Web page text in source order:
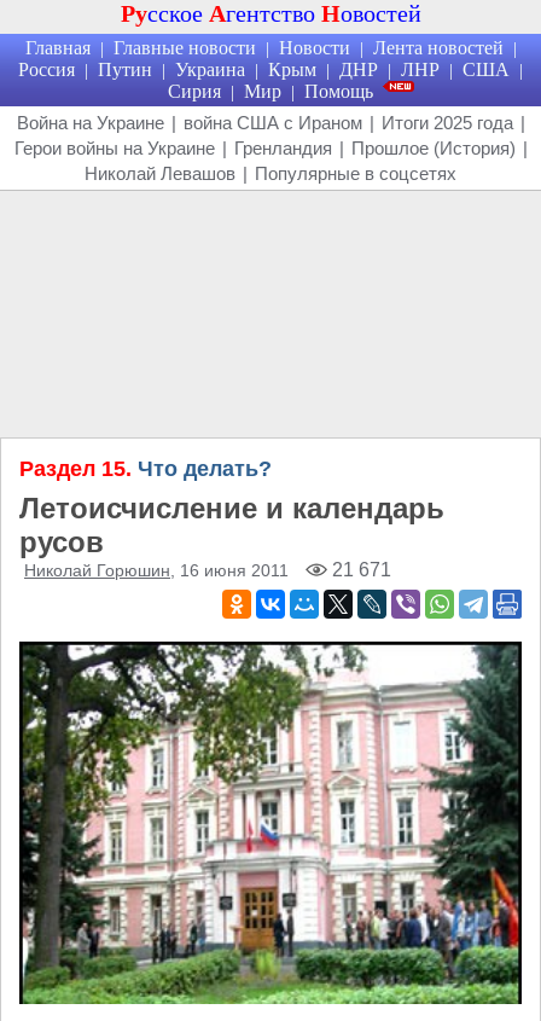
Русское Агентство Новостей
Главная | Главные новости | Новости | Лента новостей |
Россия | Путин | Украина | Крым | ДНР | ЛНР | США |
Сирия | Мир | Помощь
Война на Украине | война США с Ираном | Итоги 2025 года |
Герои войны на Украине | Гренландия | Прошлое (История) |
Николай Левашов | Популярные в соцсетях
Раздел 15. Что делать?
Летоисчисление и календарь
русов
Николай Горюшин , 16 июня 2011 21 671